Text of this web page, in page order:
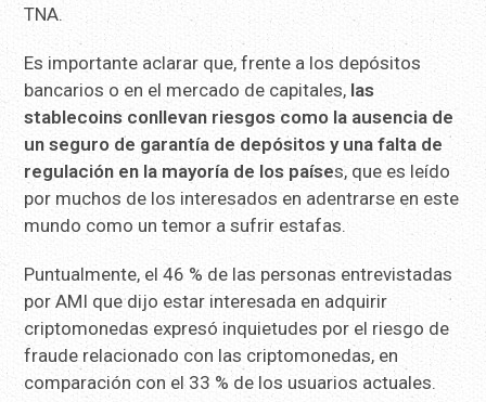
TNA.
Es importante aclarar que, frente a los depósitos
bancarios o en el mercado de capitales, las
stablecoins conllevan riesgos como la ausencia de
un seguro de garantía de depósitos y una falta de
regulación en la mayoría de los países, que es leído
por muchos de los interesados en adentrarse en este
mundo como un temor a sufrir estafas.
Puntualmente, el 46 % de las personas entrevistadas
por AMI que dijo estar interesada en adquirir
criptomonedas expresó inquietudes por el riesgo de
fraude relacionado con las criptomonedas, en
comparación con el 33 % de los usuarios actuales.